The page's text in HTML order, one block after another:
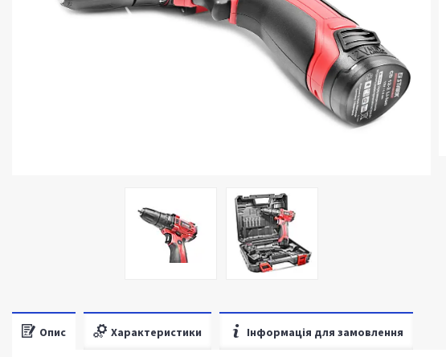
Опис Характеристики Інформація для замовлення